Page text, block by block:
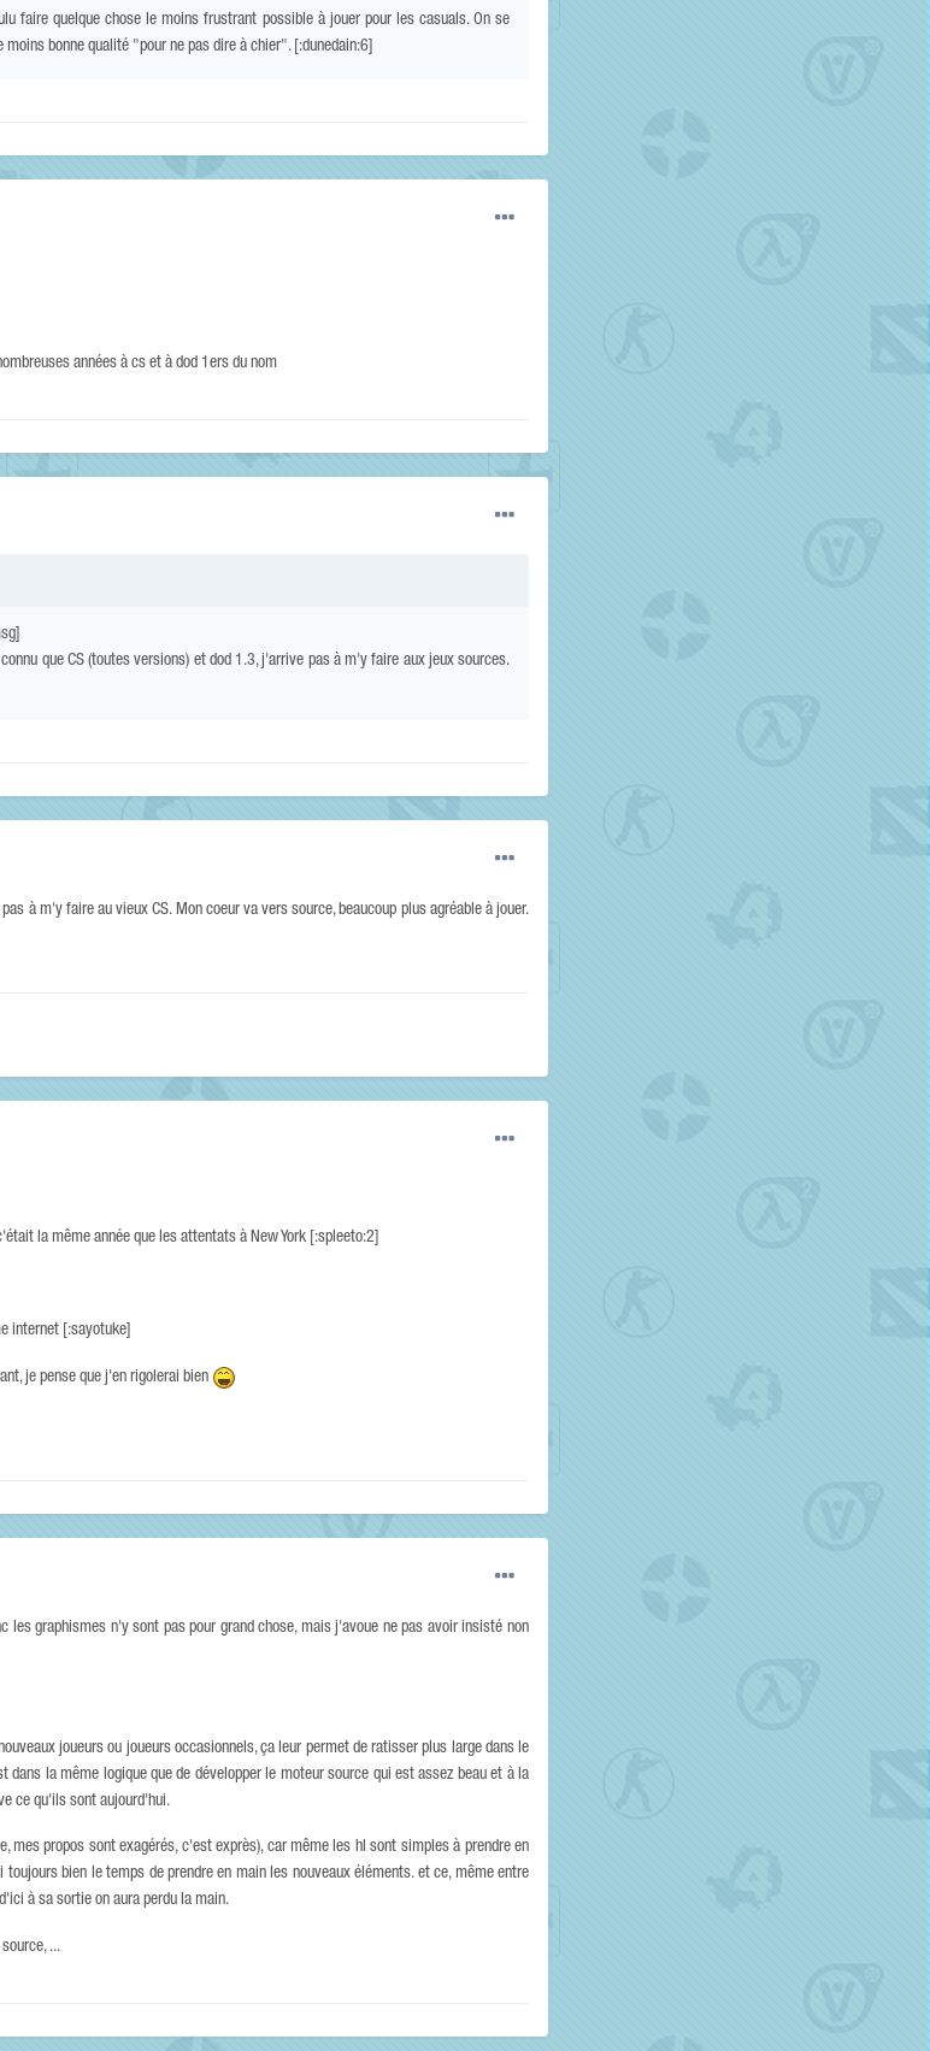
faire quelque chose le moins frustrant possible à jouer pour les casuals. On se
bonne qualité "pour ne pas dire à chier". [:dunedain:6]
années à cs et à dod 1ers du nom
que CS (toutes versions) et dod 1.3, j'arrive pas à m'y faire aux jeux sources.
à m'y faire au vieux CS. Mon coeur va vers source, beaucoup plus agréable à jouer.
la même année que les attentats à New York [:spleeto:2]
internet [:sayotuke]
je pense que j'en rigolerai bien
les graphismes n'y sont pas pour grand chose, mais j'avoue ne pas avoir insisté non
joueurs ou joueurs occasionnels, ça leur permet de ratisser plus large dans le
la même logique que de développer le moteur source qui est assez beau et à la
ce qu'ils sont aujourd'hui.
mes propos sont exagérés, c'est exprès), car même les hl sont simples à prendre en
bien le temps de prendre en main les nouveaux éléments. et ce, même entre
à sa sortie on aura perdu la main.
...